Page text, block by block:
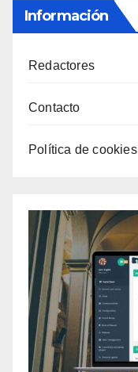
Información
Redactores
Contacto
Política de cookies